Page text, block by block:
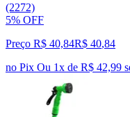
(2272)
5% OFF
Preço R$ 40,84R$ 40,84
no Pix Ou 1x de R$ 42,99